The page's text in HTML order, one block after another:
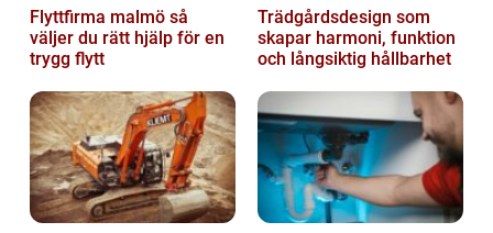
Flyttfirma malmö så
väljer du rätt hjälp för en
trygg flytt
Trädgårdsdesign som
skapar harmoni, funktion
och långsiktig hållbarhet